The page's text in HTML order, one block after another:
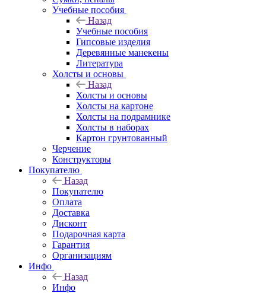
Учебные пособия
Назад
Учебные пособия
Гипсовые изделия
Деревянные манекены
Литература
Холсты и основы
Назад
Холсты и основы
Холсты на картоне
Холсты на подрамнике
Холсты в наборах
Картон грунтованный
Черчение
Конструкторы
Покупателю
Назад
Покупателю
Оплата
Доставка
Дисконт
Подарочная карта
Гарантия
Организациям
Инфо
Назад
Инфо